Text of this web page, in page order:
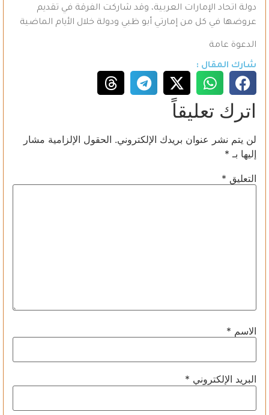
دولة اتحاد الإمارات العربية، وقد شاركت الفرقة في تقديم
عروضها في كل من إمارتي أبو ظبي ودولة خلال الأيام الماضية
الدعوة عامة
شارك المقال :
اترك تعليقاً
لن يتم نشر عنوان بريدك الإلكتروني. الحقول الإلزامية مشار
إليها بـ *
التعليق *
الاسم *
البريد الإلكتروني *